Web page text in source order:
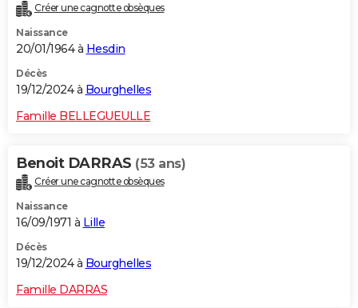
Créer une cagnotte obsèques
Naissance
20/01/1964 à Hesdin
Décès
19/12/2024 à Bourghelles
Famille BELLEGUEULLE
Benoit DARRAS (53 ans)
Créer une cagnotte obsèques
Naissance
16/09/1971 à Lille
Décès
19/12/2024 à Bourghelles
Famille DARRAS